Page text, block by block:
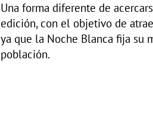
Una forma diferente de
edición, con el objetivo de
ya que la Noche Blanca fija su
población.